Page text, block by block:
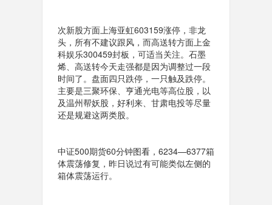
次新股方面上海亚虹603159涨停，非龙
头，所有不建议跟风，而高送转方面上金
科娱乐300459封板，可适当关注。石墨
烯、高送转今天走强都是因为调整过一段
时间了。盘面四只跌停，一只触及跌停。
主要是三聚环保、亨通光电等高位股，以
及温州帮妖股，好利来、甘肃电投等尽量
还是规避这两类股。
中证500期货60分钟图看，6234—6377箱
体震荡修复，昨日说过有可能类似左侧的
箱体震荡运行。